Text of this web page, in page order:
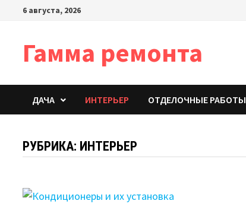
Перейти6 августа, 2026
Гамма ремонта
ДАЧА ИНТЕРЬЕР ОТДЕЛОЧНЫЕ РАБОТЫ
РУБРИКА: ИНТЕРЬЕР